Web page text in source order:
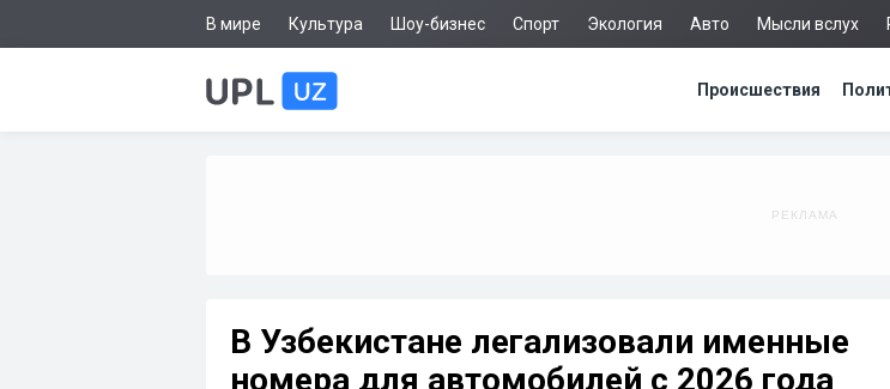
В мире Культура Шоу-бизнес Спорт Экология Авто Мысли вслух
Происшествия
В Узбекистане легализовали именные
номера для автомобилей с 2026 года